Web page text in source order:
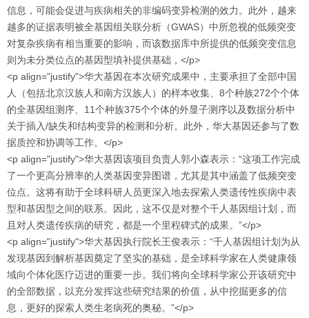
信息，可能会促进与疾病相关的非编码变异检测的效力。此外，越来
越多的证据表明被全基因组关联分析（GWAS）中所忽视的低频突变
对复杂疾病有相当重要的影响，而该数据库中所提供的低频突变信息
则为未分类位点的基因型填补提供基础，</p>
<p align="justify">华大基因在本次研究成果中，主要承担了全部中国
人（包括北京汉族人和南方汉族人）的样本收集、8个种族272个个体
的全基因组测序、11个种族375个个体的外显子测序以及数据分析中
关于插入/缺失和结构变异的检测和分析。此外，华大基因还参与了数
据质控和协调等工作。</p>
<p align="justify">华大基因该项目负责人郭小森表示：“这项工作完成
了一个更高分辨率的人类基因变异图谱，尤其是其中涵盖了低频突变
位点。这将有助于全球科研人员更深入地去探索人类遗传性疾病中表
型和基因型之间的联系。因此，这不仅是对整个千人基因组计划，而
且对人类遗传疾病的研究，都是一个里程碑式的成果。”</p>
<p align="justify">华大基因执行院长王俊表示：“千人基因组计划为从
发现基因到解析基因奠定了坚实的基础，是全球科学家在人类健康领
域向个体化医疗迈进的重要一步。我们将向全球科学家公开该研究中
的全部数据，以充分发挥这些研究结果的价值，从中挖掘更多的信
息，更好的探索人类生老病死的奥秘。”</p>